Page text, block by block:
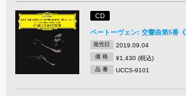
CD
ベートーヴェン: 交響曲第5番
発売日 2019.09.04
価 格 ¥1,430 (税込)
品 番 UCCS-9101